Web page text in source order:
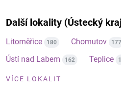
Další lokality (Ústecký
Litoměřice 180 Chomutov 177
Ústí nad Labem 162 Teplice
VÍCE LOKALIT